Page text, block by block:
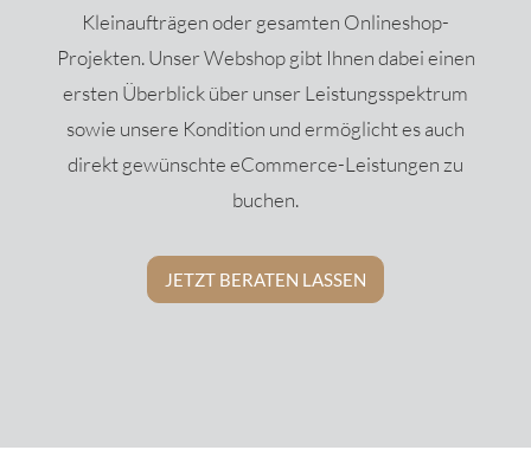
Kleinaufträgen oder gesamten Onlineshop-
Projekten. Unser Webshop gibt Ihnen dabei einen
ersten Überblick über unser Leistungsspektrum
sowie unsere Kondition und ermöglicht es auch
direkt gewünschte eCommerce-Leistungen zu
buchen.
JETZT BERATEN LASSEN